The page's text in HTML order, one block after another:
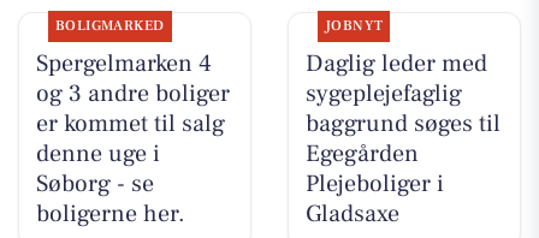
BOLIGMARKED
Spergelmarken 4
og 3 andre boliger
er kommet til salg
denne uge i
Søborg - se
boligerne her.
JOBNYT
Daglig leder med
sygeplejefaglig
baggrund søges til
Egegården
Plejeboliger i
Gladsaxe